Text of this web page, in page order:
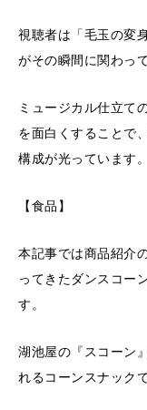
視聴者は「毛玉の変
がその瞬間に関わっ
ミュージカル仕立て
を面白くすることで
構成が光っています。
【食品】
本記事では商品紹介
ってきたダンスコー
す。
湖池屋の『スコーン
れるコーンスナックで